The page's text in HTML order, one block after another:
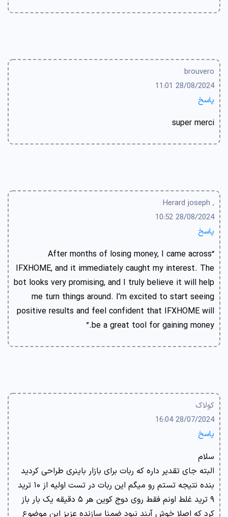
brouvero
28/08/2024 11:01
پاسخ
super merci
, Herard joseph
28/08/2024 10:52
پاسخ
“After months of losing money, I came across
IFXHOME, and it immediately caught my interest. The
bot looks very promising, and I truly believe it will help
me turn things around. I’m excited to start seeing
positive results and feel confident that IFXHOME will
be a great tool for gaining money.”
کولاک
28/07/2024 16:04
پاسخ
سلام
البته جای تقدیر داره که ربات برای بازار باینری طراحی کردید
بنده نتیجه تستم رو میگم این ربات در تست اولیه از ۱۰ ترید
۹ ترید غلط اونم فقط روی دوج کوین هر ۵ دقیقه یک بار باز
کرد که اصلا خوش آیند نبود ضمنا سازنده عزیز این موضوع